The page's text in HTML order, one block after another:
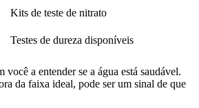
Kits de teste de nitrato
Testes de dureza disponíveis
você a entender se a água está saudável.
da faixa ideal, pode ser um sinal de que